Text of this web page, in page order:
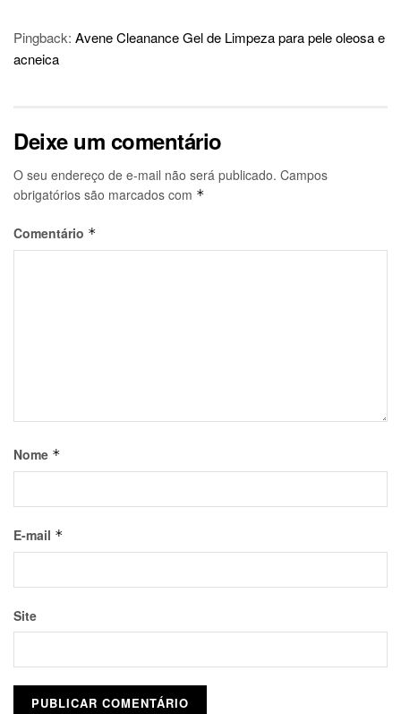
Pingback: Avene Cleanance Gel de Limpeza para pele oleosa e
acneica
Deixe um comentário
O seu endereço de e-mail não será publicado. Campos
obrigatórios são marcados com *
Comentário *
Nome *
E-mail *
Site